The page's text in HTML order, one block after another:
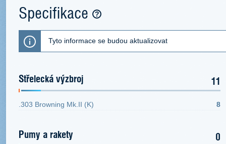
Specifikace
Tyto informace se budou aktualizovat
Střelecká výzbroj 11
.303 Browning Mk.II (K) 8
Pumy a rakety 0